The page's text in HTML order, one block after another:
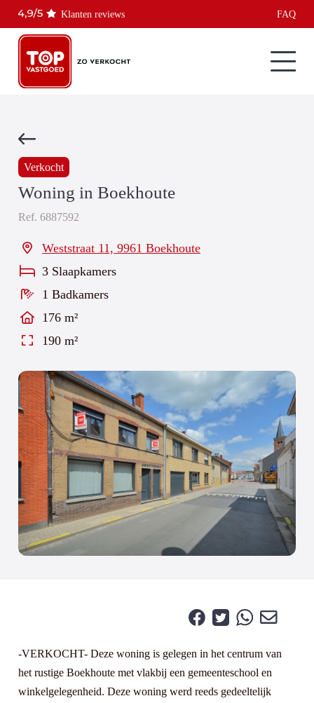
Klanten reviews FAQ
Verkocht
Woning in Boekhoute
Ref. 6887592
Weststraat 11, 9961 Boekhoute
3 Slaapkamers
1 Badkamers
176 m²
190 m²
-VERKOCHT- Deze woning is gelegen in het centrum van
het rustige Boekhoute met vlakbij een gemeenteschool en
winkelgelegenheid. Deze woning werd reeds gedeeltelijk